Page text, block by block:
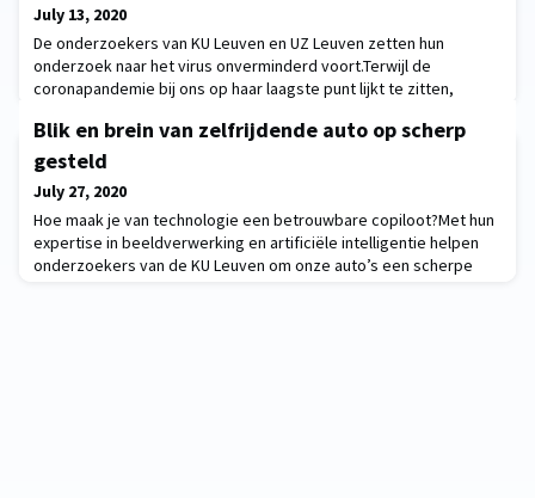
July 13, 2020
De onderzoekers van KU Leuven en UZ Leuven zetten hun
onderzoek naar het virus onverminderd voort.Terwijl de
coronapandemie bij ons op haar laagste punt lijkt te zitten,
onderzoek naar het virus onverminderd voort. Dat doen ze op
alle fronten: van de zoektocht naar een vaccin en antivirale
middelen tot het onderzoek naar het afweersysteem van C
Blik en brein van zelfrijdende auto op scherp
gesteld
July 27, 2020
Hoe maak je van technologie een betrouwbare copiloot?Met hun
expertise in beeldverwerking en artificiële intelligentie helpen
onderzoekers van de KU Leuven om onze auto’s een scherpe